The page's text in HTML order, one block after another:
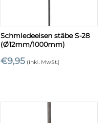
Schmiedeeisen stäbe S-28
(Ø12mm/1000mm)
€9,95 (inkl. MwSt.)